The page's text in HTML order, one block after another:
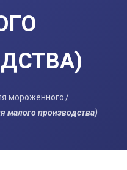
мороженного/
малого производства)